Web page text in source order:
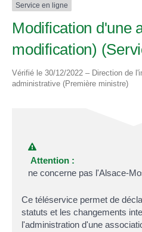
Service en ligne
Modification d'une
modification)
Vérifié le 30/12/2022 – Direction de
administrative (Première ministre)
Attention :
ne concerne pas l'Alsace-
Ce téléservice permet de
statuts et les changements
l'administration d'une